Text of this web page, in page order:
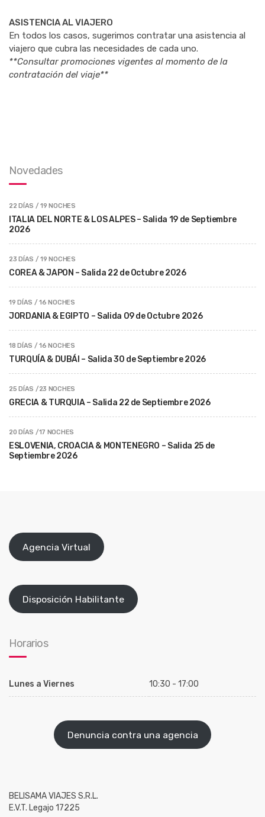
ASISTENCIA AL VIAJERO
En todos los casos, sugerimos contratar una asistencia al
viajero que cubra las necesidades de cada uno.
**Consultar promociones vigentes al momento de la
contratación del viaje**
Novedades
22 DÍAS / 19 NOCHES
ITALIA DEL NORTE & LOS ALPES – Salida 19 de Septiembre
2026
23 DÍAS / 19 NOCHES
COREA & JAPON – Salida 22 de Octubre 2026
19 DÍAS / 16 NOCHES
JORDANIA & EGIPTO – Salida 09 de Octubre 2026
18 DÍAS / 16 NOCHES
TURQUÍA & DUBÁI – Salida 30 de Septiembre 2026
25 DÍAS /23 NOCHES
GRECIA & TURQUIA – Salida 22 de Septiembre 2026
20 DÍAS /17 NOCHES
ESLOVENIA, CROACIA & MONTENEGRO – Salida 25 de
Septiembre 2026
Agencia Virtual
Disposición Habilitante
Horarios
Lunes a Viernes 10:30 - 17:00
Denuncia contra una agencia
BELISAMA VIAJES S.R.L.
E.V.T. Legajo 17225